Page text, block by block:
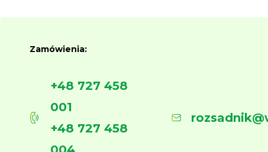
Zamówienia:
+48 727 458
001
+48 727 458